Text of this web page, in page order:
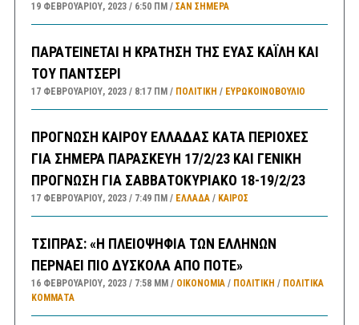
19 ΦΕΒΡΟΥΑΡΊΟΥ, 2023 6:50 ΠΜ ΣΑΝ ΣΉΜΕΡΑ
ΠΑΡΑΤΕΙΝΕΤΑΙ Η ΚΡΑΤΗΣΗ ΤΗΣ ΕΥΑΣ ΚΑΪΛΗ ΚΑΙ
ΤΟΥ ΠΑΝΤΣΕΡΙ
17 ΦΕΒΡΟΥΑΡΊΟΥ, 2023 8:17 ΠΜ ΠΟΛΙΤΙΚΗ / ΕΥΡΩΚΟΙΝΟΒΟΥΛΙΟ
ΠΡΟΓΝΩΣΗ ΚΑΙΡΟΥ ΕΛΛΑΔΑΣ ΚΑΤΑ ΠΕΡΙΟΧΕΣ
ΓΙΑ ΣΗΜΕΡΑ ΠΑΡΑΣΚΕΥΗ 17/2/23 ΚΑΙ ΓΕΝΙΚΗ
ΠΡΟΓΝΩΣΗ ΓΙΑ ΣΑΒΒΑΤΟΚΥΡΙΑΚΟ 18-19/2/23
17 ΦΕΒΡΟΥΑΡΊΟΥ, 2023 7:49 ΠΜ ΕΛΛΑΔA/ ΚΑΙΡΌΣ
ΤΣΙΠΡΑΣ: «Η ΠΛΕΙΟΨΗΦΙΑ ΤΩΝ ΕΛΛΗΝΩΝ
ΠΕΡΝΑΕΙ ΠΙΟ ΔΥΣΚΟΛΑ ΑΠΟ ΠΟΤΕ»
16 ΦΕΒΡΟΥΑΡΊΟΥ, 2023 7:58 ΜΜ ΟΙΚΟΝΟΜΙΑ/ ΠΟΛΙΤΙΚΗ / ΠΟΛΙΤΙΚΆ
ΚΌΜΜΑΤΑ